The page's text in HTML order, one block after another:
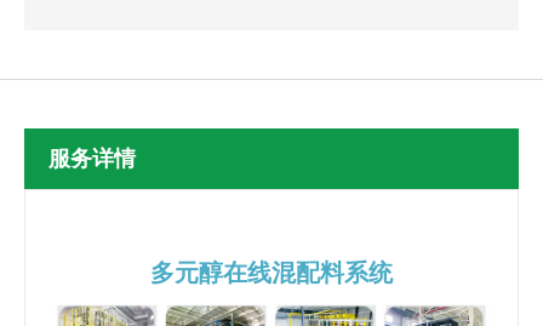
服务详情
多元醇在线混配料系统